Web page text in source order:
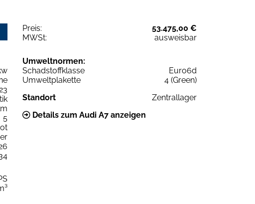
Preis:
53.475,00 €
MWSt:
ausweisbar
5
Umweltnormen:
Schadstoffklasse
Euro6d
Umweltplakette
4 (Green)
Standort
Zentrallager
Details zum Audi A7 anzeigen